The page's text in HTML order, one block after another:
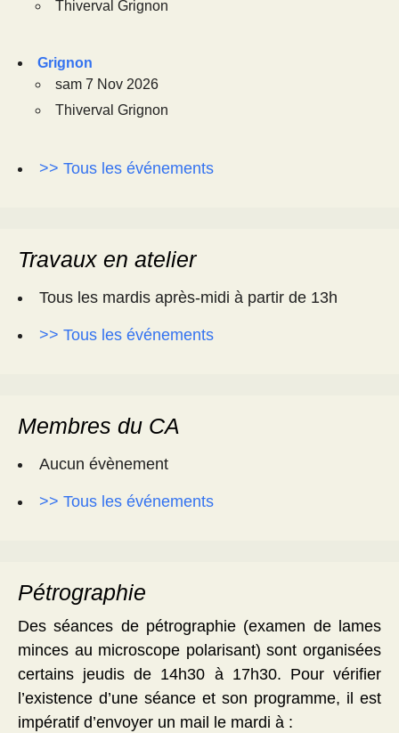
Thiverval Grignon
Grignon
sam 7 Nov 2026
Thiverval Grignon
>> Tous les événements
Travaux en atelier
Tous les mardis après-midi à partir de 13h
>> Tous les événements
Membres du CA
Aucun évènement
>> Tous les événements
Pétrographie
Des séances de pétrographie (examen de lames
minces au microscope polarisant) sont organisées
certains jeudis de 14h30 à 17h30. Pour vérifier
l’existence d’une séance et son programme, il est
impératif d’envoyer un mail le mardi à :